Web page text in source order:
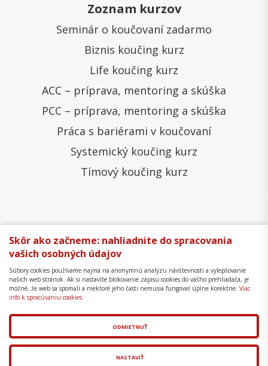
Zoznam kurzov
Seminár o koučovaní zadarmo
Biznis koučing kurz
Life koučing kurz
ACC – príprava, mentoring a skúška
PCC – príprava, mentoring a skúška
Práca s bariérami v koučovaní
Systemický koučing kurz
Tímový koučing kurz
Všeobecné obchodné podmienky
Správa cookies
Ochrana osobných údajov
Formulár na odstúpenie
Mapa stránky
Copyright © 2018 - 2026 Business Coaching College,
s.r.o.
aredakčný systém
spol. s r.o.
Skôr ako začneme: nahliadnite do spracovania
vašich osobných údajov
Súbory cookies používame najmä na anonymnú analýzu návštevnosti a vylepšovanie
našich web stránok. Ak si nastavíte blokovanie zápisu cookies do vášho prehliadača, je
možné, že web sa spomalí a niektoré jeho časti nemusia fungovať úplne korektne. Viac
info k spracúvaniu cookies.
ODMIETNUŤ
NASTAVIŤ